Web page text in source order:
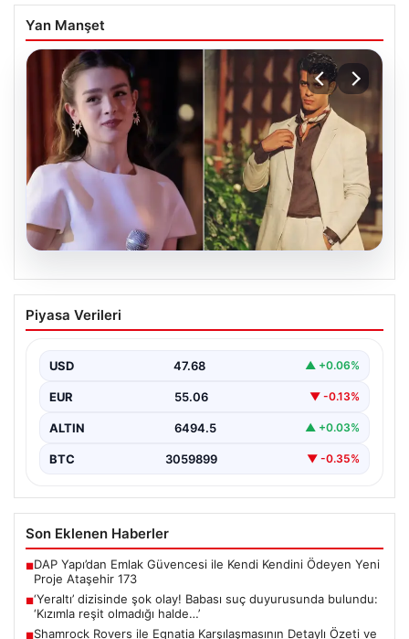
Yan Manşet
‘Yeraltı’ dizisinde şok olay! Babası suç
duyurusunda bulundu: ‘Kızımla reşit
Piyasa Verileri
USD 47.68 ▲ +0.06%
EUR 55.06 ▼ -0.13%
ALTIN 6494.5 ▲ +0.03%
BTC 3059899 ▼ -0.35%
Son Eklenen Haberler
■DAP Yapı’dan Emlak Güvencesi ile Kendi Kendini Ödeyen Yeni
Proje Ataşehir 173
■‘Yeraltı’ dizisinde şok olay! Babası suç duyurusunda bulundu:
‘Kızımla reşit olmadığı halde…’
■Shamrock Rovers ile Egnatia Karşılaşmasının Detaylı Özeti ve